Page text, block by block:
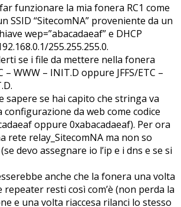
funzionare la mia fonera RC1 come
SSID “SitecomNA” proveniente da un
wep=”abacadaeaf” e DHCP
255.255.255.0.
se i file da mettere nella fonera
– WWW – INIT.D oppure JFFS/ETC –
sapere se hai capito che stringa va
configurazione da web come codice
oppure 0xabacadaeaf). Per ora
rete relay_SitecomNA ma non so
devo assegnare io l’ip e i dns e se si
anche che la fonera una volta
repeater resti così com’è (non perda la
e una volta riaccesa rilanci lo stesso